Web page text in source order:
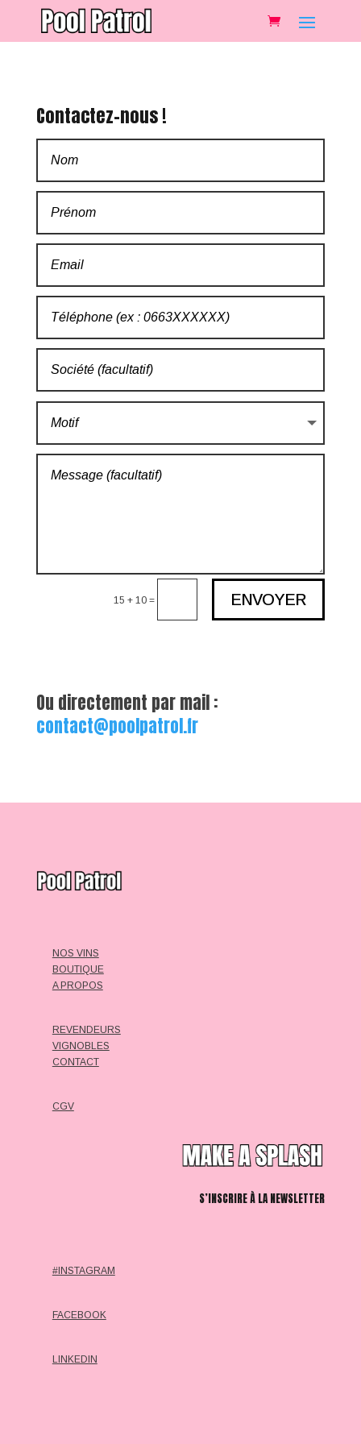
Contactez-nous !
15 + 10 = ENVOYER
Ou directement par mail :
contact@poolpatrol.fr
NOS VINS
BOUTIQUE
A PROPOS
REVENDEURS
VIGNOBLES
CONTACT
CGV
S’INSCRIRE À LA NEWSLETTER
#INSTAGRAM
FACEBOOK
LINKEDIN